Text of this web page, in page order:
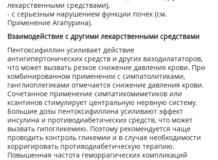
лекарственными средствами),
- с серьезным нарушением функции почек (см.
Применение Агапурина).
Взаимодействие с другими лекарственными средствами
Пентоксифиллин усиливает действие
антигипертонических средств и других вазодилататоров,
что может вызвать резкое снижение давления крови. При
комбинированном применении с симпатолитиками,
ганглиоплегиками отмечается снижение давления крови.
Сочетанное применение симпатикомиметиков или
ксантинов стимулирует центральную нервную систему.
Большие дозы пентоксифиллина усиливают эффект
инсулина и противодиабетических средств, что может
вызвать гипогликемию. Поэтому рекомендуется чаще
проводить контроль гликемии и в случае необходимости
корригировать противодиабетическую терапию.
Повышенная частота геморрагических компликаций